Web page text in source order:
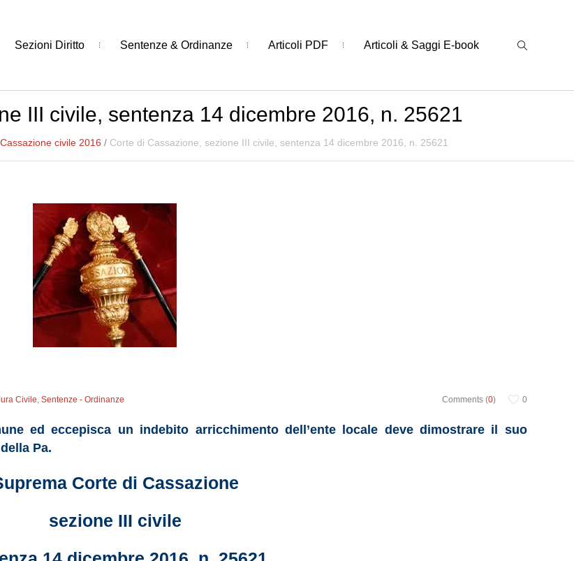
Sezioni Diritto Sentenze & Ordinanze Articoli PDF Articoli & Saggi E-book
III civile, sentenza 14 dicembre 2016, n. 25621
Cassazione civile 2016 / Corte di Cassazione, sezione III civile, sentenza 14 dicembre 2016, n. 25621
Comments (0) 0
Civile,Sentenze - Ordinanze
ed eccepisca un indebito arricchimento dell’ente locale deve dimostrare il suo
Pa.
Corte di Cassazione
sezione III civile